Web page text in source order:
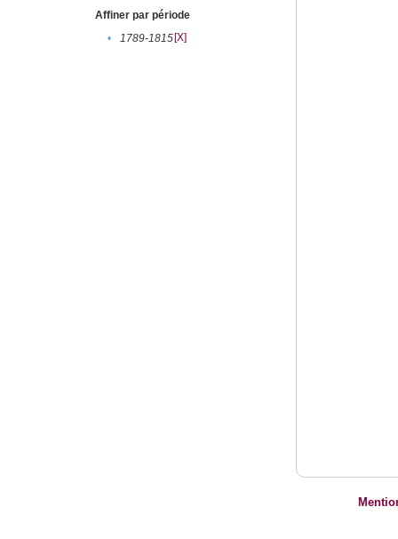
Affiner par période
•
1789-1815[X]